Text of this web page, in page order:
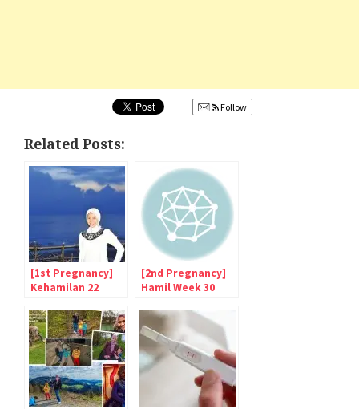
Follow
Related Posts:
[1st Pregnancy]
Kehamilan 22
Pertama
[2nd Pregnancy]
Hamil Week 30